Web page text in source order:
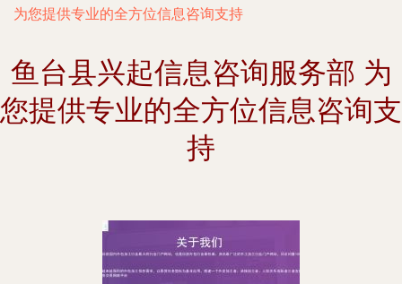
为您提供专业的全方位信息咨询支持
鱼台县兴起信息咨询服务部 为
您提供专业的全方位信息咨询支
持